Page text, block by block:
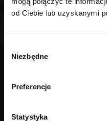
od Ciebie lub uzyskanymi
zgody
Niezbędne
Preferencje
Statystyka